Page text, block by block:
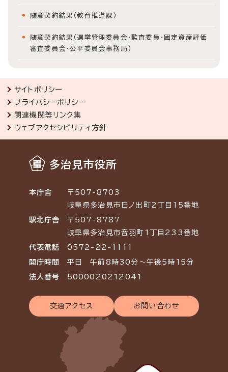
随意契約結果（教育推進課）
随意契約結果（選挙管理委員会・監査委員・固定資産評価
審査委員会・公平委員会事務局）
サイトポリシー
プライバシーポリシー
関連機関等リンク集
ウェブアクセシビリティ方針
多治見市役所
本庁舎
〒507-8703
岐阜県多治見市日ノ出町2丁目15番地
駅北庁舎
〒507-8787
岐阜県多治見市音羽町1丁目233番地
代表電話 0572-22-1111
開庁時間 平日 午前8時30分～午後5時15分
法人番号 5000020212041
交通アクセス お問い合わせ